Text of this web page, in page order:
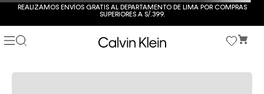
REALIZAMOS ENVÍOS GRATIS AL DEPARTAMENTO DE LIMA POR COMPRAS
SUPERIORES A S/.399.